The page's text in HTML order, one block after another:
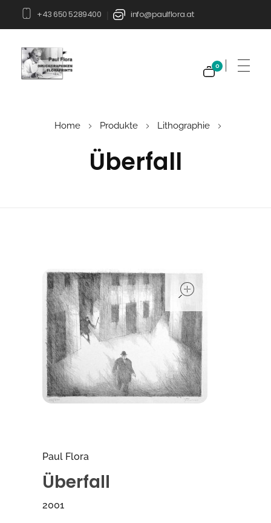
+43 650 5289400 info@paulflora.at
0
Home Produkte Lithographie
Überfall
Paul Flora
Überfall
2001